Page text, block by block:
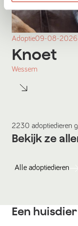
Adoptie09-08-2026
Knoet
Wessem
2230 adoptiedieren
Bekijk ze
Alle adoptiedieren
Een